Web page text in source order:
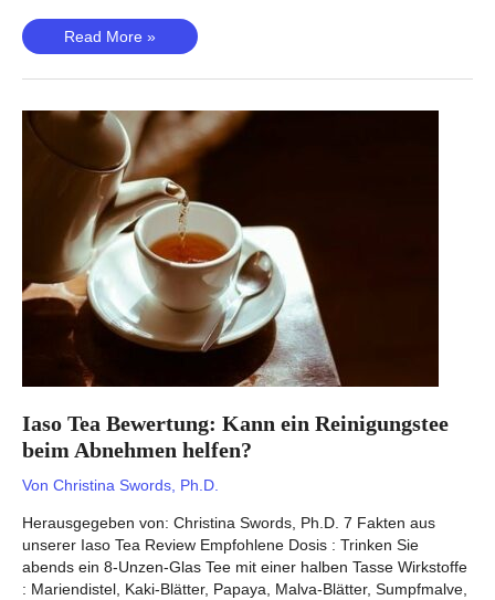
Bio
X4
Review
Multifunktionales
Gewichtsmanagement
Probiotikum?
Read More »
Iaso Tea Bewertung: Kann ein Reinigungstee
beim Abnehmen helfen?
Von Christina Swords, Ph.D.
Herausgegeben von: Christina Swords, Ph.D. 7 Fakten aus
unserer Iaso Tea Review Empfohlene Dosis : Trinken Sie
abends ein 8-Unzen-Glas Tee mit einer halben Tasse Wirkstoffe
: Mariendistel, Kaki-Blätter, Papaya, Malva-Blätter, Sumpfmalve,